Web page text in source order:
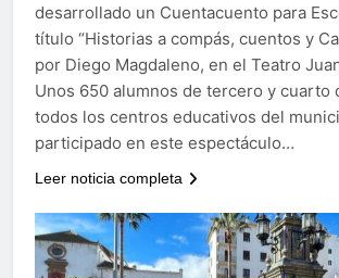
desarrollado un Cuentacuento para
título “Historias a compás, cuentos y
por Diego Magdaleno, en el Teatro
Unos 650 alumnos de tercero y cuarto
todos los centros educativos del
participado en este espectáculo…
Leer noticia completa